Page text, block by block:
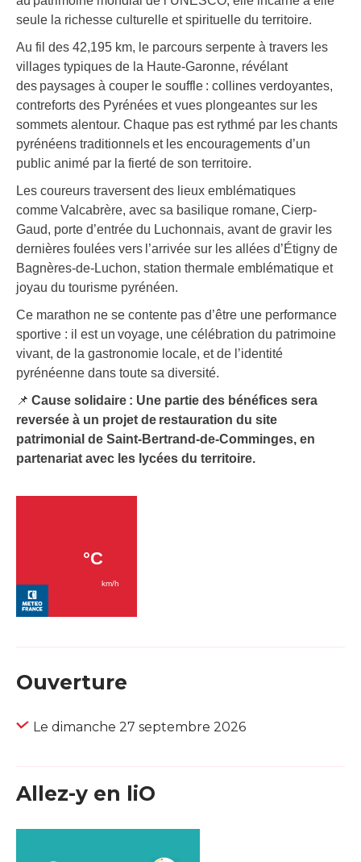
seule la richesse culturelle et spirituelle du territoire.
Au fil des 42,195 km, le parcours serpente à travers les
villages typiques de la Haute-Garonne, révélant
des paysages à couper le souffle : collines verdoyantes,
contreforts des Pyrénées et vues plongeantes sur les
sommets alentour. Chaque pas est rythmé par les chants
pyrénéens traditionnels et les encouragements d’un
public animé par la fierté de son territoire.
Les coureurs traversent des lieux emblématiques
comme Valcabrère, avec sa basilique romane, Cierp-
Gaud, porte d’entrée du Luchonnais, avant de gravir les
dernières foulées vers l’arrivée sur les allées d’Étigny de
Bagnères-de-Luchon, station thermale emblématique et
joyau du tourisme pyrénéen.
Ce marathon ne se contente pas d’être une performance
sportive : il est un voyage, une célébration du patrimoine
vivant, de la gastronomie locale, et de l’identité
pyrénéenne dans toute sa diversité.
📌 Cause solidaire : Une partie des bénéfices sera
reversée à un projet de restauration du site
patrimonial de Saint-Bertrand-de-Comminges, en
partenariat avec les lycées du territoire.
Ouverture
Le dimanche 27 septembre 2026
Allez-y en liO